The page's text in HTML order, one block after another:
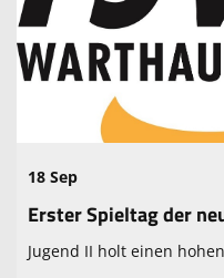
18 Sep
Erster Spieltag der
Jugend II holt einen